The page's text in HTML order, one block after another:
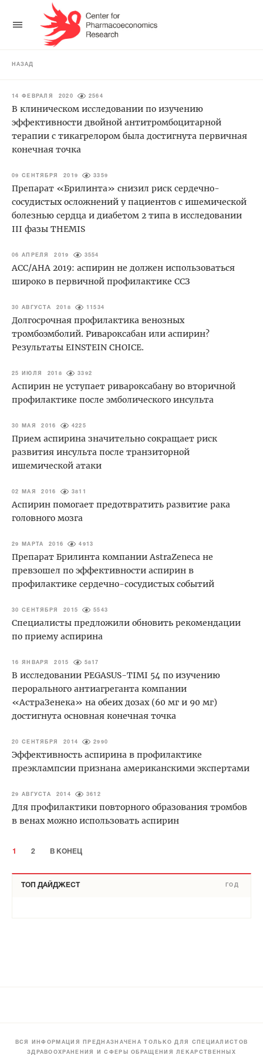
НАЗАД
14 ФЕВРАЛЯ 2020 2564
В клиническом исследовании по изучению
эффективности двойной антитромбоцитарной
терапии с тикагрелором была достигнута первичная
конечная точка
09 СЕНТЯБРЯ 2019 3359
Препарат «Брилинта» снизил риск сердечно-
сосудистых осложнений у пациентов с ишемической
болезнью сердца и диабетом 2 типа в исследовании
III фазы THEMIS
06 АПРЕЛЯ 2019 3554
ACC/AHA 2019: аспирин не должен использоваться
широко в первичной профилактике ССЗ
30 АВГУСТА 2018 11534
Долгосрочная профилактика венозных
тромбоэмболий. Ривароксабан или аспирин?
Результаты EINSTEIN CHOICE.
25 ИЮЛЯ 2018 3392
Аспирин не уступает ривароксабану во вторичной
профилактике после эмболического инсульта
30 МАЯ 2016 4225
Прием аспирина значительно сокращает риск
развития инсульта после транзиторной
ишемической атаки
02 МАЯ 2016 3811
Аспирин помогает предотвратить развитие рака
головного мозга
29 МАРТА 2016 4913
Препарат Брилинта компании AstraZeneca не
превзошел по эффективности аспирин в
профилактике сердечно-сосудистых событий
30 СЕНТЯБРЯ 2015 5543
Специалисты предложили обновить рекомендации
по приему аспирина
16 ЯНВАРЯ 2015 5817
В исследовании PEGASUS-TIMI 54 по изучению
перорального антиагреганта компании
«АстраЗенека» на обеих дозах (60 мг и 90 мг)
достигнута основная конечная точка
20 СЕНТЯБРЯ 2014 2990
Эффективность аспирина в профилактике
преэклампсии признана американскими экспертами
29 АВГУСТА 2014 3612
Для профилактики повторного образования тромбов
в венах можно использовать аспирин
1 2 В КОНЕЦ
ТОП ДАЙДЖЕСТ ГОД
ВСЯ ИНФОРМАЦИЯ ПРЕДНАЗНАЧЕНА ТОЛЬКО ДЛЯ СПЕЦИАЛИСТОВ
ЗДРАВООХРАНЕНИЯ И СФЕРЫ ОБРАЩЕНИЯ ЛЕКАРСТВЕННЫХ